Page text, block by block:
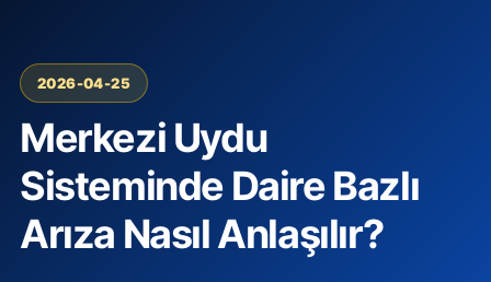
2026-04-25
Merkezi Uydu
Sisteminde Daire Bazlı
Arıza Nasıl Anlaşılır?